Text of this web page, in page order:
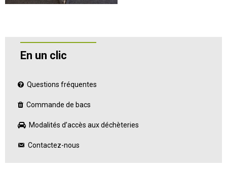
En un clic
Questions fréquentes
Commande de bacs
Modalités d’accès aux déchèteries
Contactez-nous